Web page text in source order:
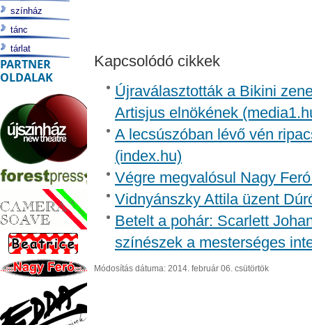
Kapcsolódó cikkek
Újraválasztották a Bikini
Artisjus elnökének
A lecsúszóban lévő vén
(index.hu)
Végre megvalósul Nagy
Vidnyánszky Attila üzent
Betelt a pohár: Scarlett
színészek a mesterséges
Módosítás dátuma: 2014. február 06. csütörtök
színház
tánc
tárlat
PARTNER
OLDALAK